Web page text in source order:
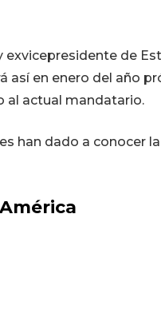
exvicepresidente de
así en enero del año
al actual mandatario.
han dado a conocer